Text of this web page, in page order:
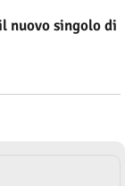
nuovo singolo di